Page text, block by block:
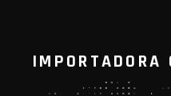
IMPORTADORA